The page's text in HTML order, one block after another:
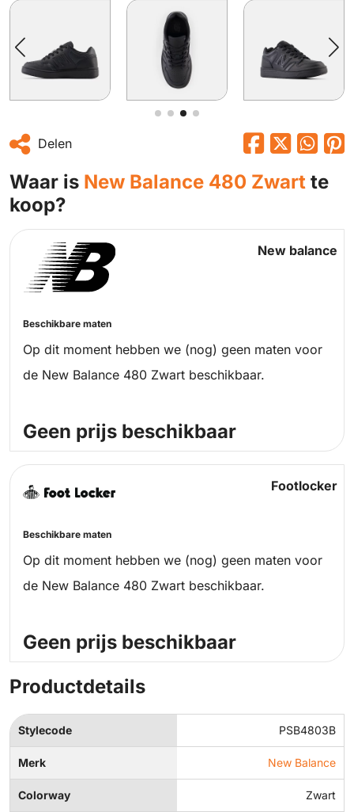
Delen
Waar is New Balance 480 Zwart te
koop?
New balance
Beschikbare maten
Op dit moment hebben we (nog) geen maten voor
de New Balance 480 Zwart beschikbaar.
Geen prijs beschikbaar
Footlocker
Beschikbare maten
Op dit moment hebben we (nog) geen maten voor
de New Balance 480 Zwart beschikbaar.
Geen prijs beschikbaar
Productdetails
Stylecode PSB4803B
Merk New Balance
Colorway Zwart